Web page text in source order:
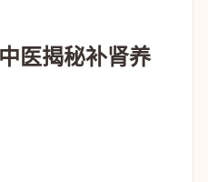
医揭秘补肾养